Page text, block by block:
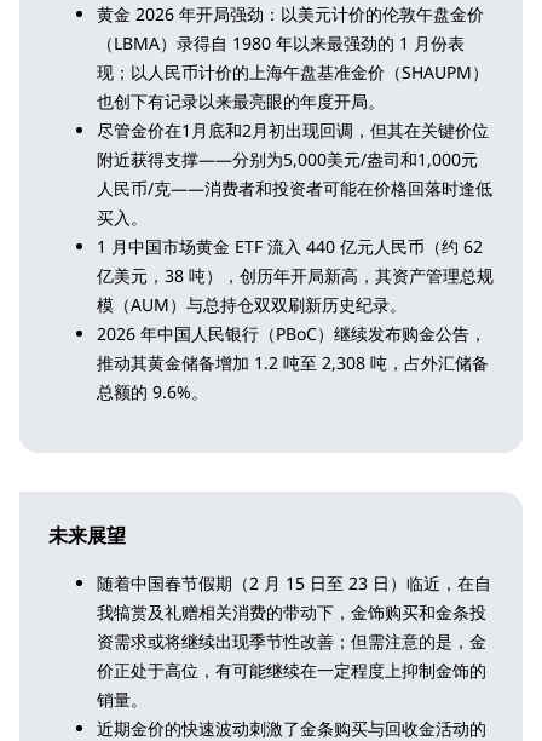
黄金 2026 年开局强劲：以美元计价的伦敦午盘金价
（LBMA）录得自 1980 年以来最强劲的 1 月份表
现；以人民币计价的上海午盘基准金价（SHAUPM）
也创下有记录以来最亮眼的年度开局。
尽管金价在1月底和2月初出现回调，但其在关键价位
附近获得支撑——分别为5,000美元/盎司和1,000元
人民币/克——消费者和投资者可能在价格回落时逢低
买入。
1 月中国市场黄金 ETF 流入 440 亿元人民币（约 62
亿美元，38 吨），创历年开局新高，其资产管理总规
模（AUM）与总持仓双双刷新历史纪录。
2026 年中国人民银行（PBoC）继续发布购金公告，
推动其黄金储备增加 1.2 吨至 2,308 吨，占外汇储备
总额的 9.6%。
未来展望
随着中国春节假期（2 月 15 日至 23 日）临近，在自
我犒赏及礼赠相关消费的带动下，金饰购买和金条投
资需求或将继续出现季节性改善；但需注意的是，金
价正处于高位，有可能继续在一定程度上抑制金饰的
销量。
近期金价的快速波动刺激了金条购买与回收金活动的